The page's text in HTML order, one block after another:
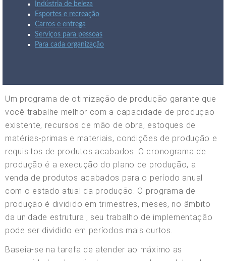
Indústria de beleza
Esportes e recreação
Carros e entrega
Serviços para pessoas
Para cada organização
Um programa de otimização de produção garante que
você trabalhe melhor com a capacidade de produção
existente, recursos de mão de obra, estoques de
matérias-primas e materiais, condições de produção e
requisitos de produtos acabados. O cronograma de
produção é a execução do plano de produção, a
venda de produtos acabados para o período anual
com o estado atual da produção. O programa de
produção é dividido em trimestres, meses, no âmbito
da unidade estrutural, seu trabalho de implementação
pode ser dividido em períodos mais curtos.
Baseia-se na tarefa de atender ao máximo as